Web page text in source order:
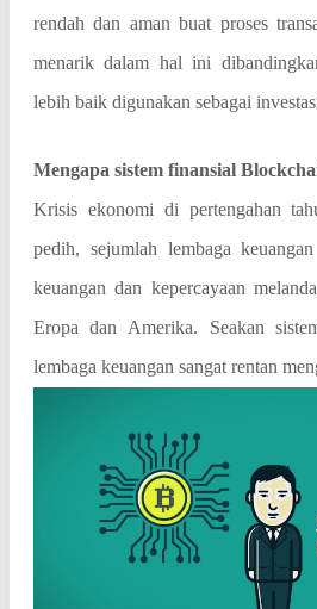
rendah dan aman buat proses
menarik dalam hal ini
lebih baik digunakan sebagai
Mengapa sistem finansial
Krisis ekonomi di pertengahan
pedih, sejumlah lembaga
keuangan dan kepercayaan
Eropa dan Amerika. Seakan
lembaga keuangan sangat rentan